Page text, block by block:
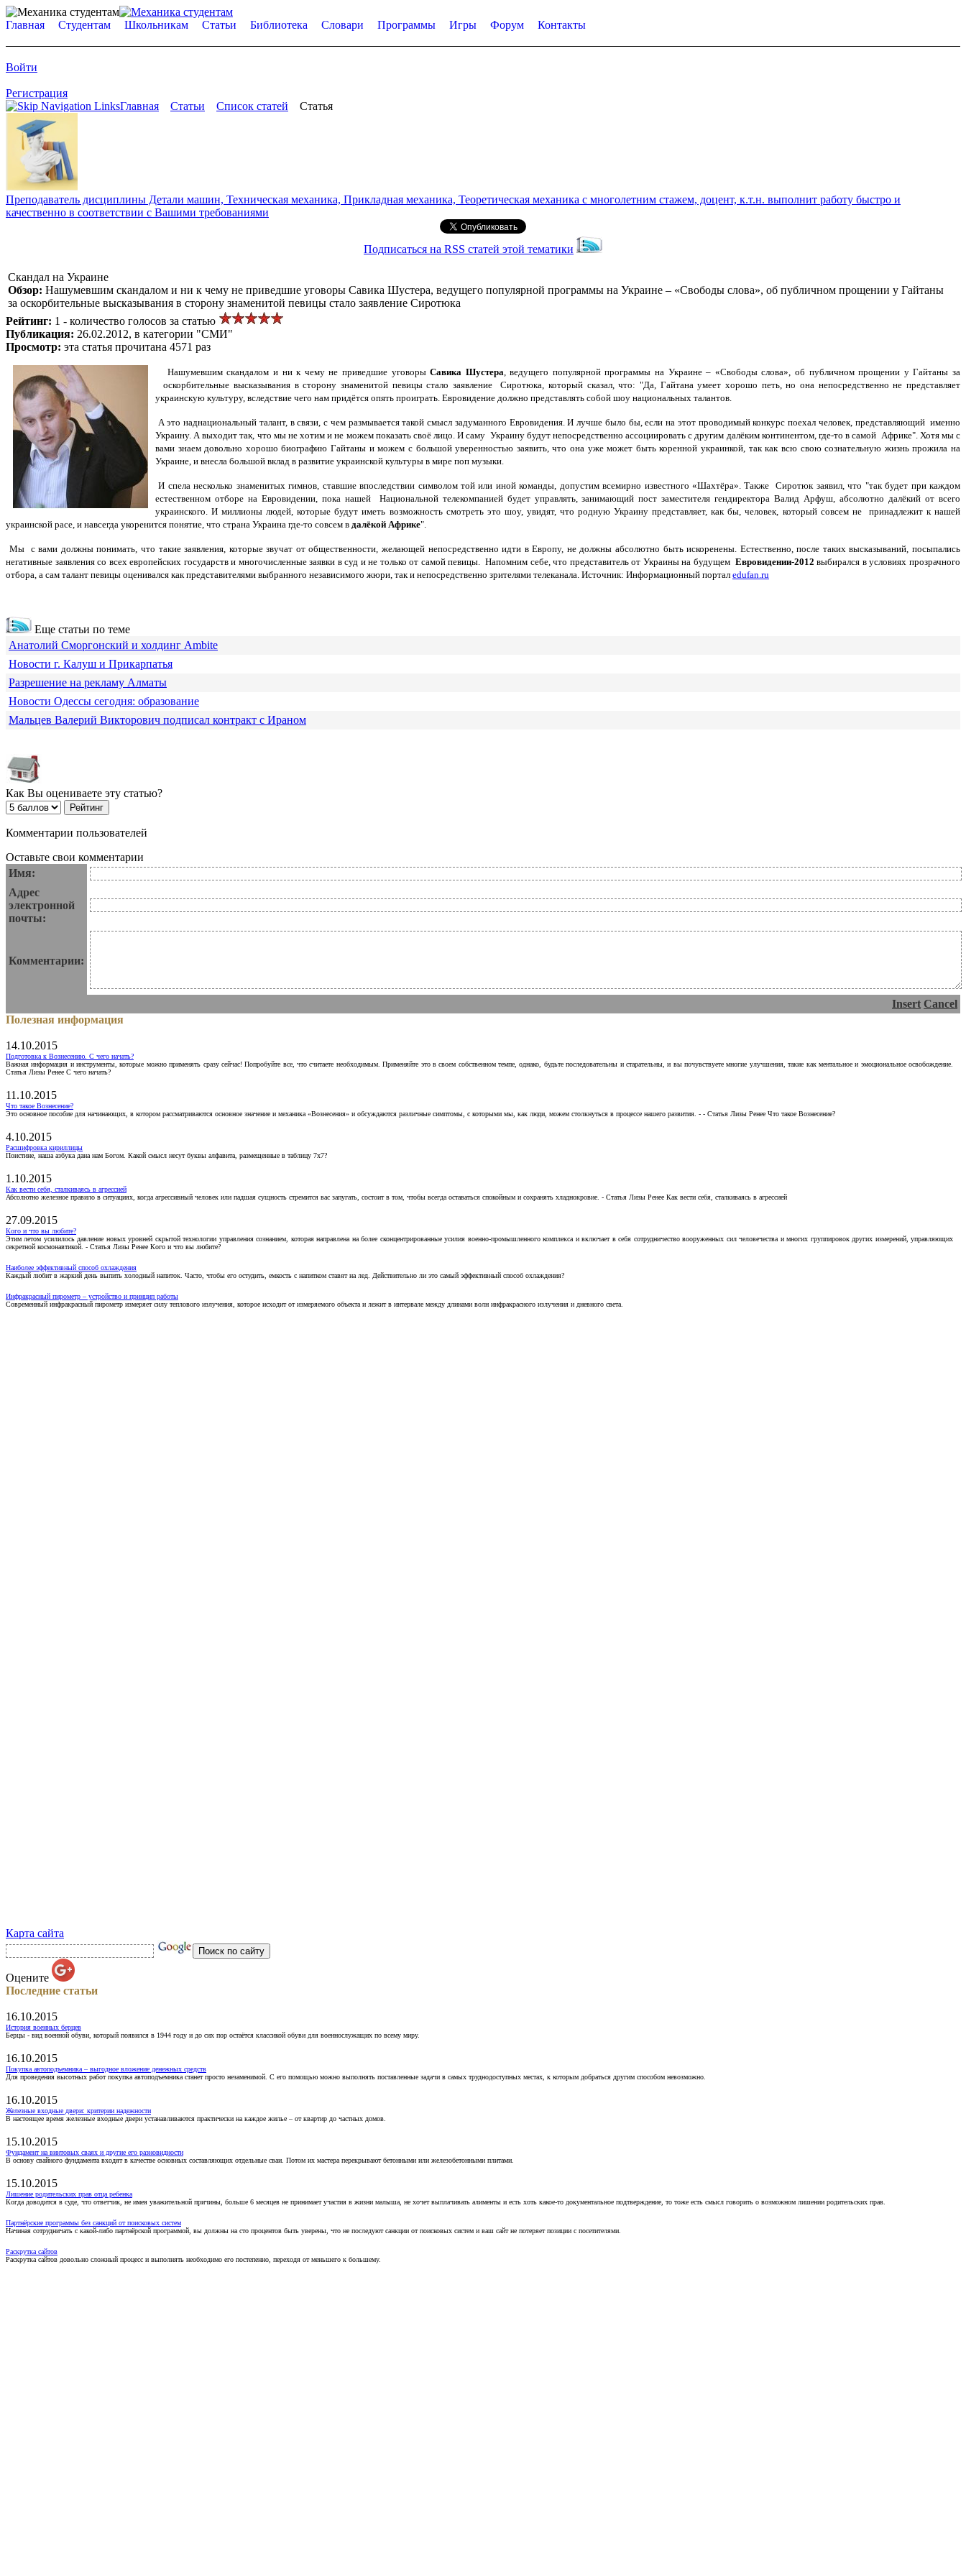
Главная Студентам Школьникам Статьи Библиотека Словари Программы Игры Форум Контакты
Войти
Регистрация
Главная
Статьи Список статей Статья
Преподаватель дисциплины Детали машин, Техническая механика, Прикладная механика, Теоретическая механика с многолетним стажем, доцент, к.т.н. выполнит работу быстро и
качественно в соответствии с Вашими требованиями
Подписаться на RSS статей этой тематики
Скандал на Украине
Обзор: Нашумевшим скандалом и ни к чему не приведшие уговоры Савика Шустера, ведущего популярной программы на Украине – «Свободы слова», об публичном прощении у Гайтаны
за оскорбительные высказывания в сторону знаменитой певицы стало заявление Сиротюка
Рейтинг: 1 - количество голосов за статью
Публикация: 26.02.2012, в категории "СМИ"
Просмотр: эта статья прочитана 4571 раз
Нашумевшим скандалом и ни к чему не приведшие уговорыСавика Шустера , ведущего популярной программы на Украине – «Свободы слова», об публичном прощении у Гайтаны за
оскорбительные высказывания в сторону знаменитой певицы стало заявление Сиротюка, который сказал, что: "Да, Гайтана умеет хорошо петь, но она непосредственно не представляет
украинскую культуру, вследствие чего нам придётся опять проиграть. Евровидение должно представлять собой шоу национальных талантов.
А это наднациональный талант, в связи, с чем размывается такой смысл задуманного Евровидения. И лучше было бы, если на этот проводимый конкурс поехал человек, представляющий именно
Украину. А выходит так, что мы не хотим и не можем показать своё лицо. И саму Украину будут непосредственно ассоциировать с другим далёким континентом, где-то в самой Африке". Хотя мы с
вами знаем довольно хорошо биографию Гайтаны и можем с большой уверенностью заявить, что она уже может быть коренной украинкой, так как всю свою сознательную жизнь прожила на
Украине, и внесла большой вклад в развитие украинской культуры в мире поп музыки.
И спела несколько знаменитых гимнов, ставшие впоследствии символом той или иной команды, допустим всемирно известного «Шахтёра». Также Сиротюк заявил, что "так будет при каждом
естественном отборе на Евровидении, пока нашей Национальной телекомпанией будет управлять, занимающий пост заместителя гендиректора Валид Арфуш, абсолютно далёкий от всего
украинского. И миллионы людей, которые будут иметь возможность смотреть это шоу, увидят, что родную Украину представляет, как бы, человек, который совсем не принадлежит к нашей
украинской расе, и навсегда укоренится понятие, что страна Украина где-то совсем в далёкой Африке".
Мы с вами должны понимать, что такие заявления, которые звучат от общественности, желающей непосредственно идти в Европу, не должны абсолютно быть искоренены. Естественно, после таких высказываний, посыпались
негативные заявления со всех европейских государств и многочисленные заявки в суд и не только от самой певицы. Напомним себе, что представитель от Украины на будущем Евровидении-2012 выбирался в условиях прозрачного
отбора, а сам талант певицы оценивался как представителями выбранного независимого жюри, так и непосредственно зрителями телеканала. Источник: Информационный портал edufan.ru
Еще статьи по теме
Анатолий Сморгонский и холдинг Ambite
Новости г. Калуш и Прикарпатья
Разрешение на рекламу Алматы
Новости Одессы сегодня: образование
Мальцев Валерий Викторович подписал контракт с Ираном
Как Вы оцениваете эту статью?
Комментарии пользователей
Оставьте свои комментарии
Имя:
Адрес
электронной
почты:
Комментарии:
Insert Cancel
Полезная информация
14.10.2015
Подготовка к Вознесению. С чего начать?
Важная информация и инструменты, которые можно применять сразу сейчас! Попробуйте все, что считаете необходимым. Применяйте это в своем собственном темпе, однако, будьте последовательны и старательны, и вы почувствуете многие улучшения, такие как ментальное и эмоциональное освобождение.
Статья Лизы Ренее С чего начать?
11.10.2015
Что такое Вознесение?
Это основное пособие для начинающих, в котором рассматриваются основное значение и механика «Вознесения» и обсуждаются различные симптомы, с которыми мы, как люди, можем столкнуться в процессе нашего развития. - - Статья Лизы Ренее Что такое Вознесение?
4.10.2015
Расшифровка кириллицы
Поистине, наша азбука дана нам Богом. Какой смысл несут буквы алфавита, размещенные в таблицу 7х7?
1.10.2015
Как вести себя, сталкиваясь в агрессией
Абсолютно железное правило в ситуациях, когда агрессивный человек или падшая сущность стремится вас запугать, состоит в том, чтобы всегда оставаться спокойным и сохранять хладнокровие. - Статья Лизы Ренее Как вести себя, сталкиваясь в агрессией
27.09.2015
Кого и что вы любите?
Этим летом усилилось давление новых уровней скрытой технологии управления сознанием, которая направлена на более сконцентрированные усилия военно-промышленного комплекса и включает в себя сотрудничество вооруженных сил человечества и многих группировок других измерений, управляющих
секретной космонавтикой. - Статья Лизы Ренее Кого и что вы любите?
Наиболее эффективный способ охлаждения
Каждый любит в жаркий день выпить холодный напиток. Часто, чтобы его остудить, емкость с напитком ставят на лед. Действительно ли это самый эффективный способ охлаждения?
Инфракрасный пирометр – устройство и принцип работы
Современный инфракрасный пирометр измеряет силу теплового излучения, которое исходит от измеряемого объекта и лежит в интервале между длинами волн инфракрасного излучения и дневного света.
Карта сайта
Оцените
Последние статьи
16.10.2015
История военных берцев
Берцы - вид военной обуви, который появился в 1944 году и до сих пор остаётся классикой обуви для военнослужащих по всему миру.
16.10.2015
Покупка автоподъемника – выгодное вложение денежных средств
Для проведения высотных работ покупка автоподъемника станет просто незаменимой. С его помощью можно выполнять поставленные задачи в самых труднодоступных местах, к которым добраться другим способом невозможно.
16.10.2015
Железные входные двери: критерии надежности
В настоящее время железные входные двери устанавливаются практически на каждое жилье – от квартир до частных домов.
15.10.2015
Фундамент на винтовых сваях и другие его разновидности
В основу свайного фундамента входят в качестве основных составляющих отдельные сваи. Потом их мастера перекрывают бетонными или железобетонными плитами.
15.10.2015
Лишение родительских прав отца ребенка
Когда доводится в суде, что ответчик, не имея уважительной причины, больше 6 месяцев не принимает участия в жизни малыша, не хочет выплачивать алименты и есть хоть какое-то документальное подтверждение, то тоже есть смысл говорить о возможном лишении родительских прав.
Партнёрские программы без санкций от поисковых систем
Начиная сотрудничать с какой-либо партнёрской программой, вы должны на сто процентов быть уверены, что не последуют санкции от поисковых систем и ваш сайт не потеряет позиции с посетителями.
Раскрутка сайтов
Раскрутка сайтов довольно сложный процесс и выполнять необходимо его постепенно, переходя от меньшего к большему.